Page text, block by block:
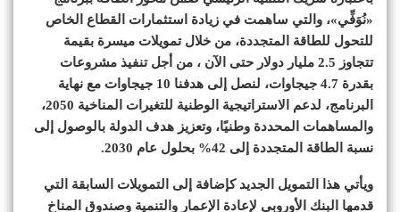
«نُوَفِّي»، والتي ساهمت في زيادة استثمارات القطاع الخاص
للتحول للطاقة المتجددة، من خلال تمويلات ميسرة بقيمة
تتجاوز 2.5 مليار دولار حتى الآن ، من أجل تنفيذ مشروعات
بقدرة 4.7 جيجاوات، لنصل إلى هدفنا 10 جيجاوات مع نهاية
البرنامج، لدعم الاستراتيجية الوطنية للتغيرات المناخية 2050،
والمساهمات المحددة وطنيًا، وتعزيز هدف الدولة بالوصول إلى
نسبة الطاقة المتجددة إلى 42% بحلول عام 2030.
ويأتي هذا التمويل الجديد كإضافة إلى التمويلات السابقة التي
قدمها البنك الأوروبي لإعادة الإعمار والتنمية وصندوق المناخ